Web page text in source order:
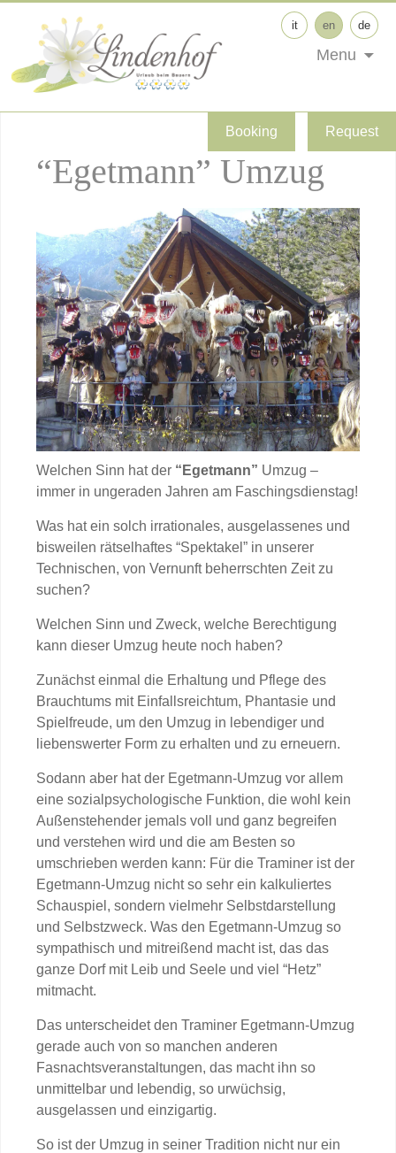
Booking Request
it en de
Menu
“Egetmann” Umzug
Welchen Sinn hat der “Egetmann” Umzug –
immer in ungeraden Jahren am Faschingsdienstag!
Was hat ein solch irrationales, ausgelassenes und
bisweilen rätselhaftes “Spektakel” in unserer
Technischen, von Vernunft beherrschten Zeit zu
suchen?
Welchen Sinn und Zweck, welche Berechtigung
kann dieser Umzug heute noch haben?
Zunächst einmal die Erhaltung und Pflege des
Brauchtums mit Einfallsreichtum, Phantasie und
Spielfreude, um den Umzug in lebendiger und
liebenswerter Form zu erhalten und zu erneuern.
Sodann aber hat der Egetmann-Umzug vor allem
eine sozialpsychologische Funktion, die wohl kein
Außenstehender jemals voll und ganz begreifen
und verstehen wird und die am Besten so
umschrieben werden kann: Für die Traminer ist der
Egetmann-Umzug nicht so sehr ein kalkuliertes
Schauspiel, sondern vielmehr Selbstdarstellung
und Selbstzweck. Was den Egetmann-Umzug so
sympathisch und mitreißend macht ist, das das
ganze Dorf mit Leib und Seele und viel “Hetz”
mitmacht.
Das unterscheidet den Traminer Egetmann-Umzug
gerade auch von so manchen anderen
Fasnachtsveranstaltungen, das macht ihn so
unmittelbar und lebendig, so urwüchsig,
ausgelassen und einzigartig.
So ist der Umzug in seiner Tradition nicht nur ein